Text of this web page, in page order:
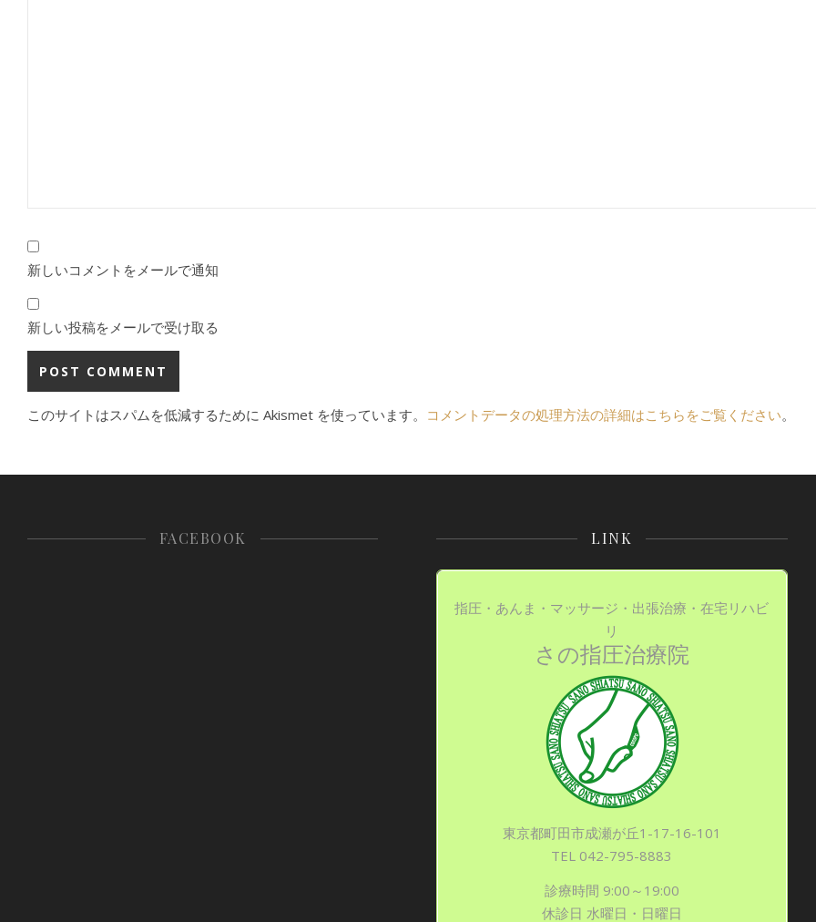
新しいコメントをメールで通知
新しい投稿をメールで受け取る
このサイトはスパムを低減するために Akismet を使っています。 コメントデータの処理方法の詳細はこちらをご覧ください。
FACEBOOK LINK
指圧・あんま・マッサージ・出張治療・在宅リハビ
リ
さの指圧治療院
東京都町田市成瀬が丘1-17-16-101
TEL 042-795-8883
診療時間 9:00～19:00
休診日 水曜日・日曜日